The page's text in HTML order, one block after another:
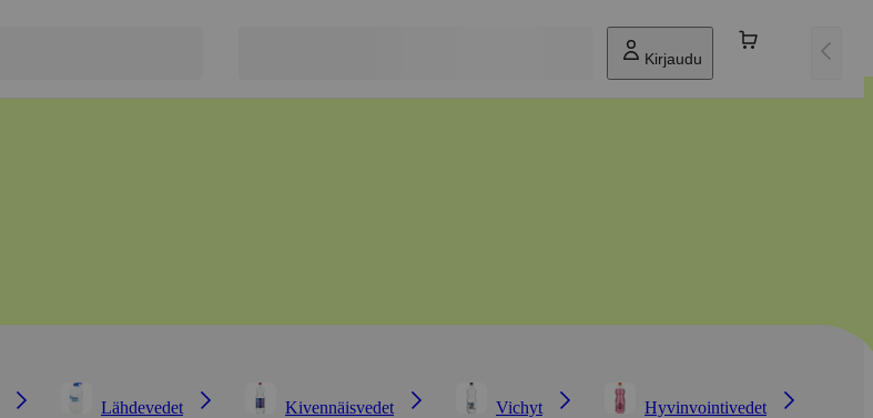
Kirjaudu
Lähdevedet Kivennäisvedet Vichyt Hyvinvointivedet